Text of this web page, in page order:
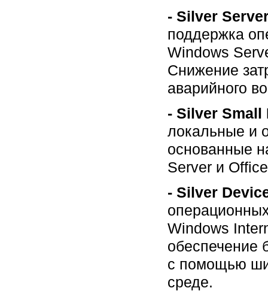
- Silver
поддержка
Windows
Снижение
аварийного
- Silver Small
локальные и
основанные
Server и
- Silver
Windows
обеспечение
с помощью
среде.